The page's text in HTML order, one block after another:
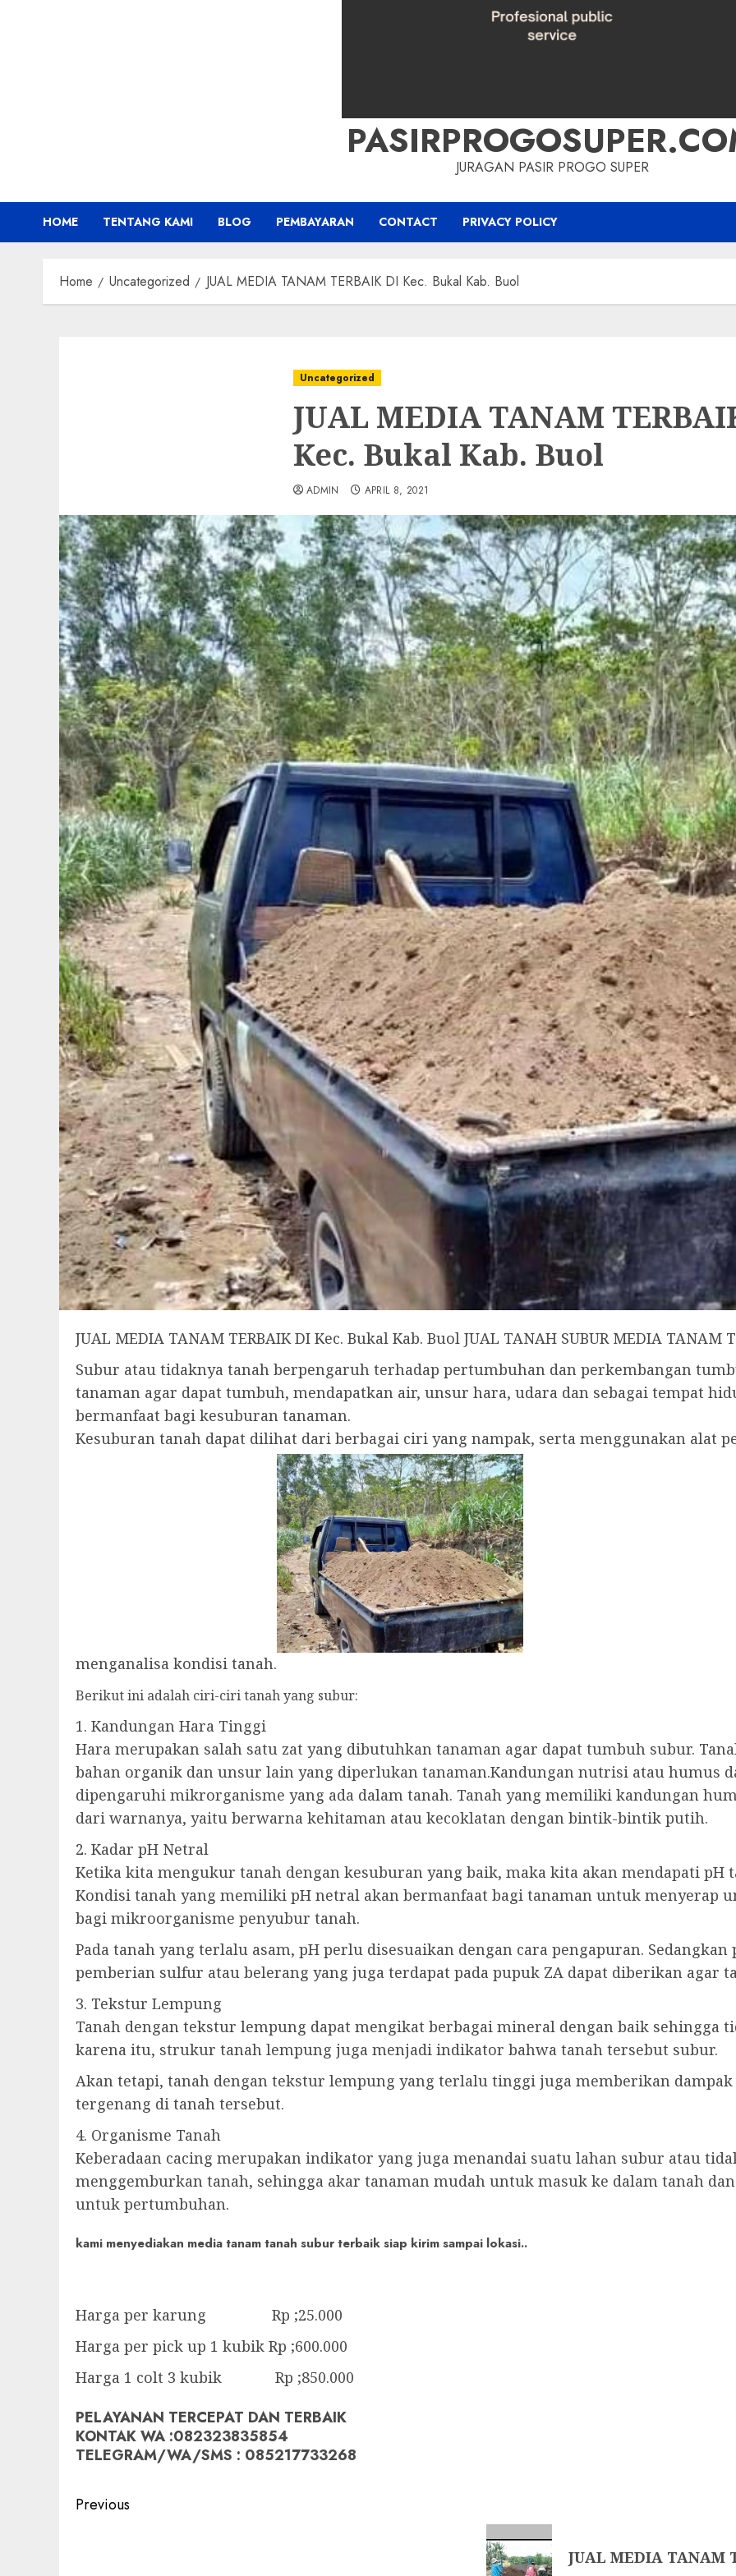
JURAGAN PASIR PROGO SUPER
HOME TENTANG KAMI BLOG PEMBAYARAN CONTACT PRIVACY POLICY
Home Uncategorized JUAL MEDIA TANAM TERBAIK DI Kec. Bukal Kab. Buol
Uncategorized
JUAL MEDIA TANAM
Kec. Bukal Kab. Buol
ADMIN APRIL 8, 2021
JUAL MEDIA TANAM TERBAIK DI Kec. Bukal Kab. Buol JUAL TANAH SUBUR MEDIA TANAM
Subur atau tidaknya tanah berpengaruh terhadap pertumbuhan dan perkembangan
tanaman agar dapat tumbuh, mendapatkan air, unsur hara, udara dan sebagai tempat
bermanfaat bagi kesuburan tanaman.
Kesuburan tanah dapat dilihat dari berbagai ciri yang nampak, serta menggunakan alat
menganalisa kondisi tanah.
Berikut ini adalah ciri-ciri tanah yang subur:
1. Kandungan Hara Tinggi
Hara merupakan salah satu zat yang dibutuhkan tanaman agar dapat tumbuh subur.
bahan organik dan unsur lain yang diperlukan tanaman.Kandungan nutrisi atau humus
dipengaruhi mikrorganisme yang ada dalam tanah. Tanah yang memiliki kandungan
dari warnanya, yaitu berwarna kehitaman atau kecoklatan dengan bintik-bintik putih.
2. Kadar pH Netral
Ketika kita mengukur tanah dengan kesuburan yang baik, maka kita akan mendapati pH
Kondisi tanah yang memiliki pH netral akan bermanfaat bagi tanaman untuk menyerap
bagi mikroorganisme penyubur tanah.
Pada tanah yang terlalu asam, pH perlu disesuaikan dengan cara pengapuran.
pemberian sulfur atau belerang yang juga terdapat pada pupuk ZA dapat diberikan agar
3. Tekstur Lempung
Tanah dengan tekstur lempung dapat mengikat berbagai mineral dengan baik sehingga
karena itu, strukur tanah lempung juga menjadi indikator bahwa tanah tersebut subur.
Akan tetapi, tanah dengan tekstur lempung yang terlalu tinggi juga memberikan
tergenang di tanah tersebut.
4. Organisme Tanah
Keberadaan cacing merupakan indikator yang juga menandai suatu lahan subur atau
menggemburkan tanah, sehingga akar tanaman mudah untuk masuk ke dalam tanah
untuk pertumbuhan.
kami menyediakan media tanam tanah subur terbaik siap kirim sampai lokasi..
Harga per karung Rp ;25.000
Harga per pick up 1 kubik Rp ;600.000
Harga 1 colt 3 kubik Rp ;850.000
PELAYANAN TERCEPAT DAN TERBAIK
KONTAK WA :082323835854
TELEGRAM/WA/SMS : 085217733268
Post
Previous
JUAL MEDIA TANAM